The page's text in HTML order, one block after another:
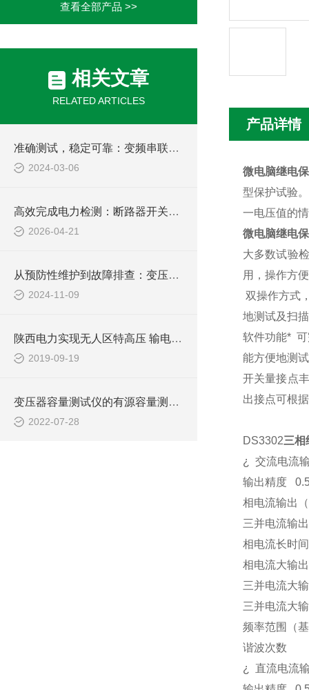
查看全部产品 >>
相关文章
RELATED ARTICLES
准确测试，稳定可靠：变频串联谐振成套试验装置的技术优势
2024-03-06
高效完成电力检测：断路器开关特性测试仪应用详解
2026-04-21
从预防性维护到故障排查：变压器绕组变比测试仪在电力行业的多功能应用探索
2024-11-09
陕西电力实现无人区特高压 输电线路在线监测数据传输
2019-09-19
变压器容量测试仪的有源容量测试方式简介
2022-07-28
产品详情
微电脑继电
型保护试验
一电压值的
微电脑继电
大多数试验
用，操作方
双操作方式
地测试及扫
软件功能*
能方便地测
开关量接点
出接点可根
DS3302三相
¿
交流电流
输出精度
相电流输出
三并电流输
相电流长时
相电流大输
三并电流大
三并电流大
频率范围（
谐波次数
¿
直流电流